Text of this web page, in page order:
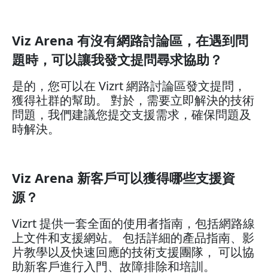
Viz Arena 有沒有網路討論區，在遇到問
題時，可以讓我發文提問尋求協助？
是的，您可以在 Vizrt 網路討論區發文提問，
獲得社群的幫助。 對於，需要立即解決的技術
問題，我們建議您提交支援需求，確保問題及
時解決。
Viz Arena 新客戶可以獲得哪些支援資
源？
Vizrt 提供一套全面的使用者指南，包括網路線
上文件和支援網站。 包括詳細的產品指南、影
片教學以及快速回應的技術支援團隊， 可以協
助新客戶進行入門、故障排除和培訓。